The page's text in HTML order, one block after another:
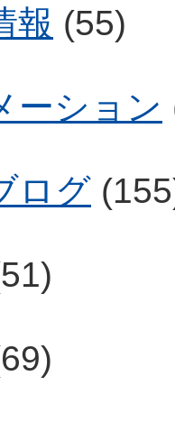
報 (55)
ーション
ログ